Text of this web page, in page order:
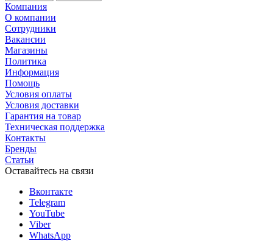
Компания
О компании
Сотрудники
Вакансии
Магазины
Политика
Информация
Помощь
Условия оплаты
Условия доставки
Гарантия на товар
Техническая поддержка
Контакты
Бренды
Статьи
Оставайтесь на связи
Вконтакте
Telegram
YouTube
Viber
WhatsApp